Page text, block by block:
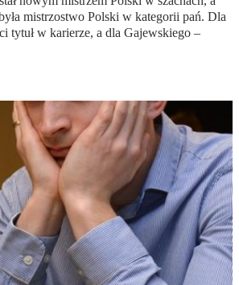
mistrzostwo Polski w kategorii pań. Dla
tytuł w karierze, a dla Gajewskiego –